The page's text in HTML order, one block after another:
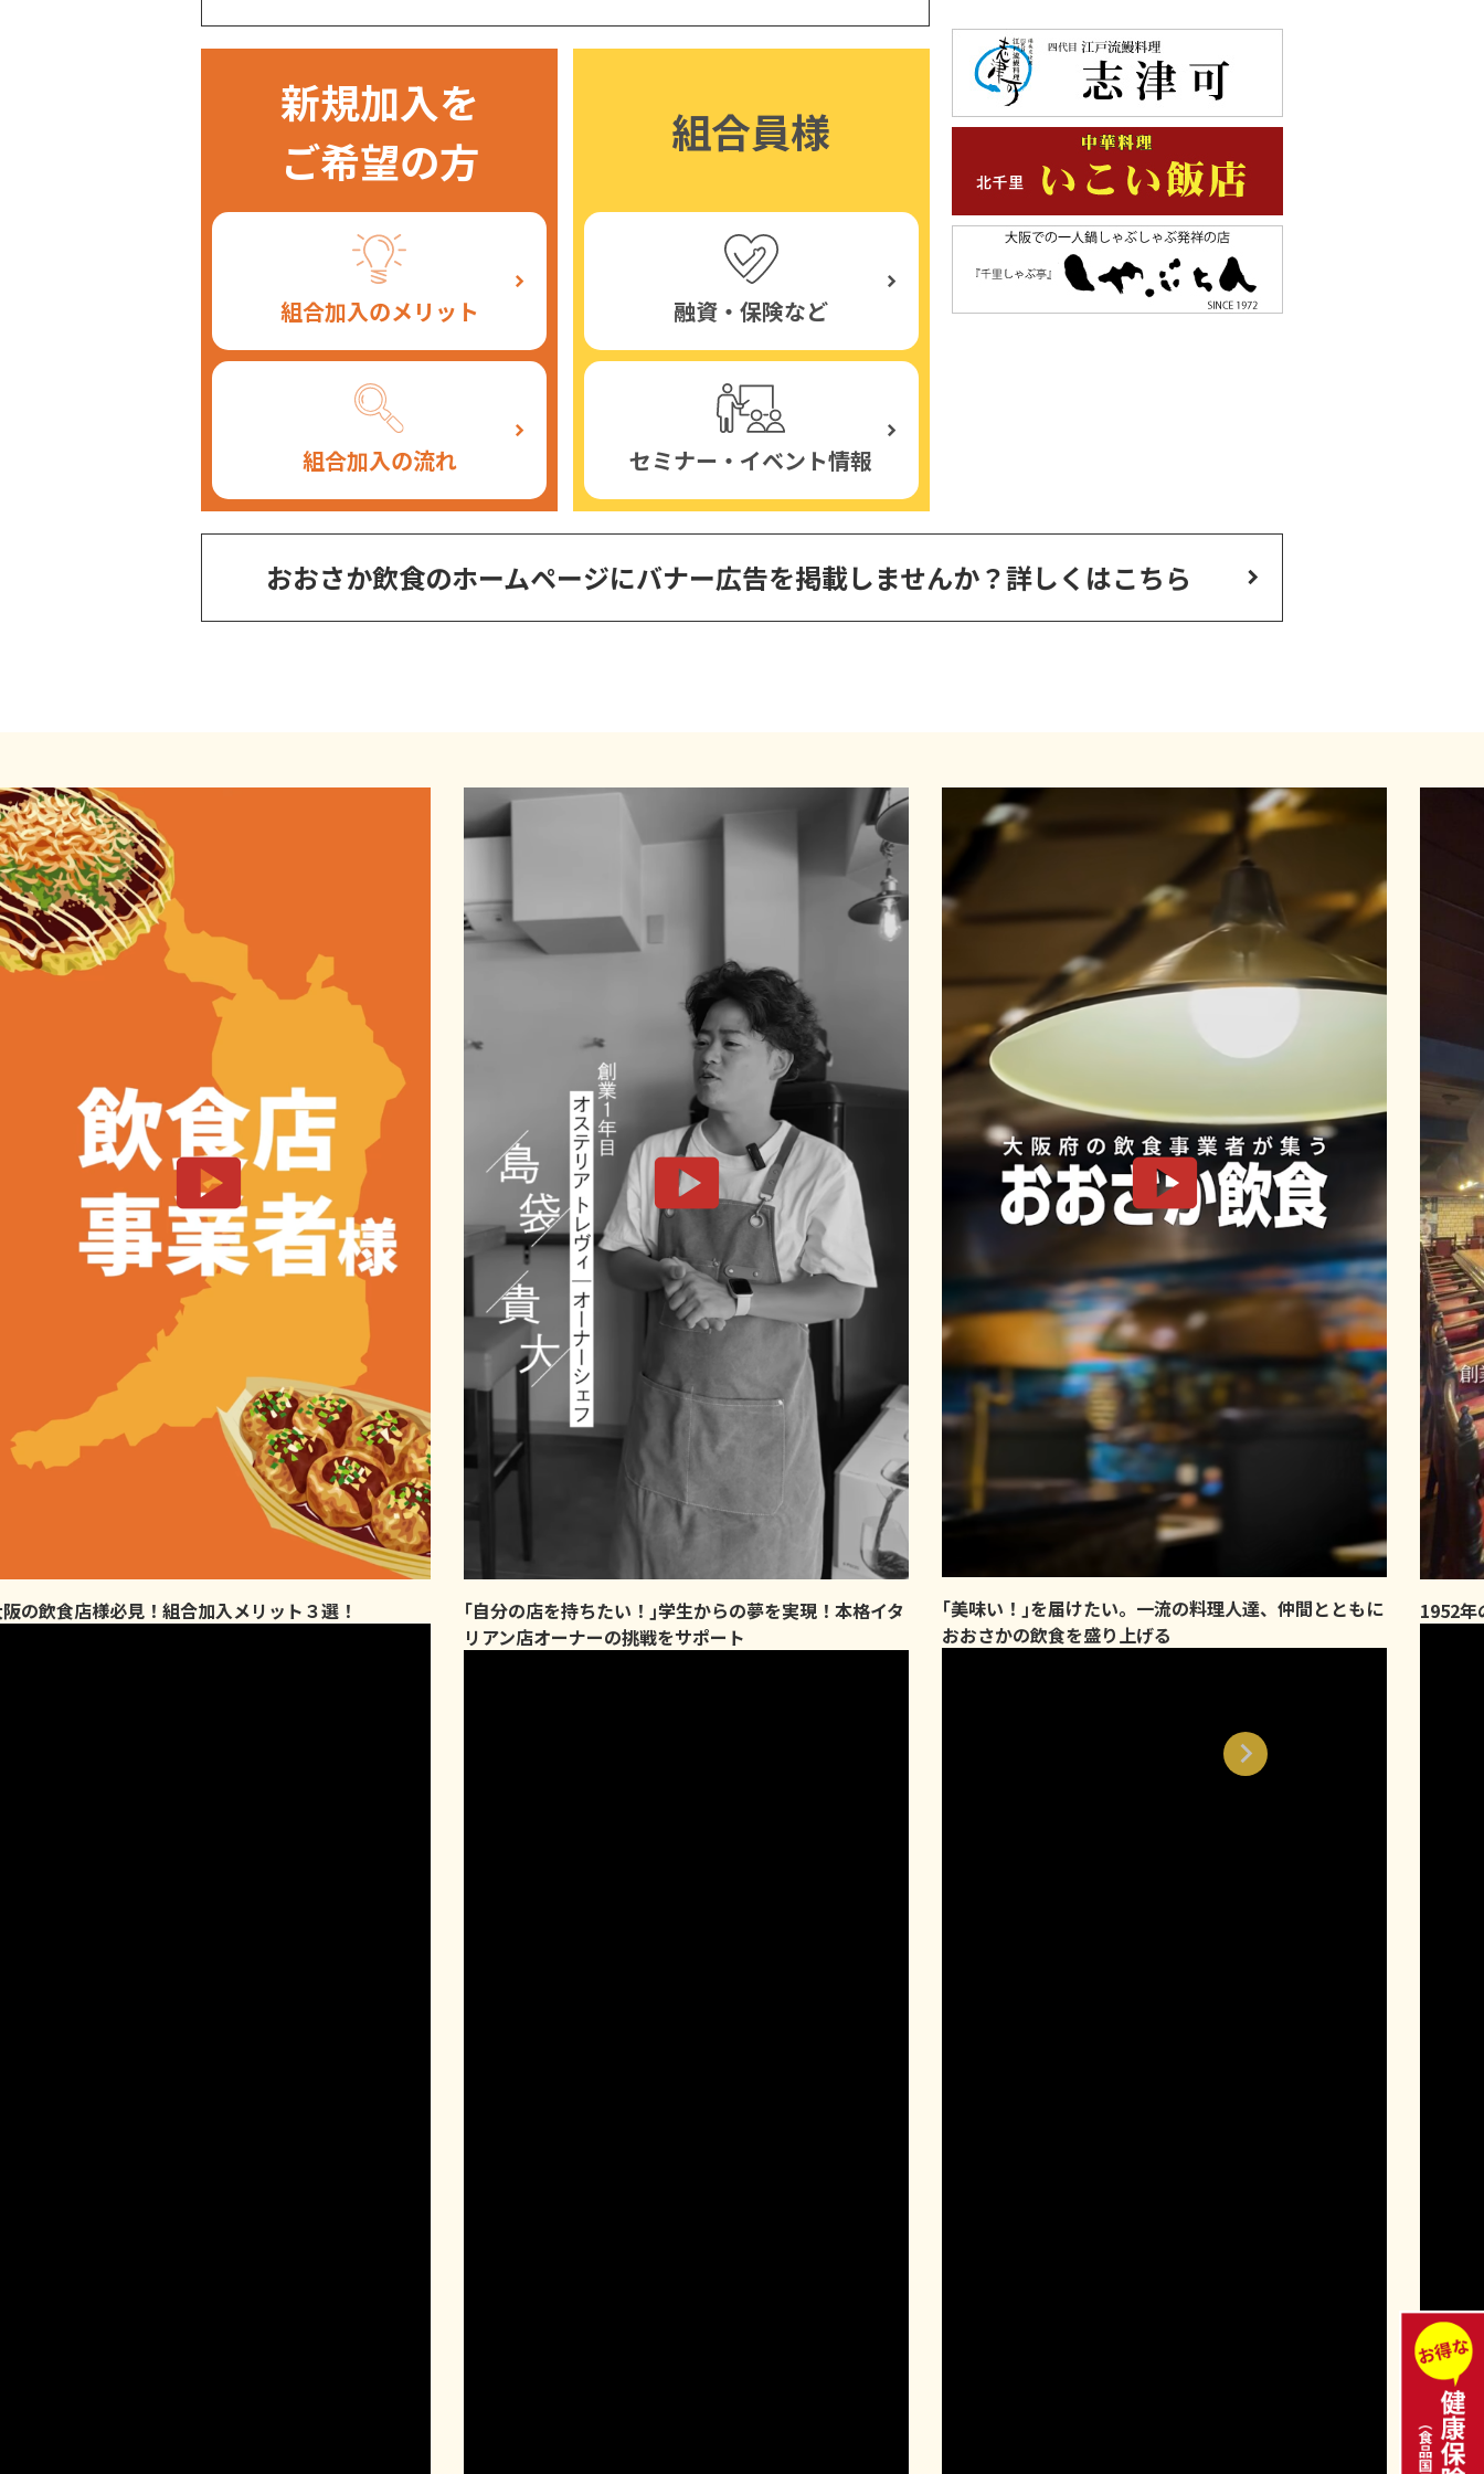
新規加入を
ご希望の方
組合加入のメリット
組合加入の流れ
組合員様
融資・保険など
セミナー・イベント情報
おおさか飲食のホームページにバナー広告を掲載しませんか？詳しくはこちら
の飲食店様必見！組合加入メリット３選！
｢自分の店を持ちたい！｣学生からの夢を実現！本格イタ
リアン店オーナーの挑戦をサポート
｢美味い！｣を届けたい。一流の料理人達、仲間とともに
おおさかの飲食を盛り上げる
1952年